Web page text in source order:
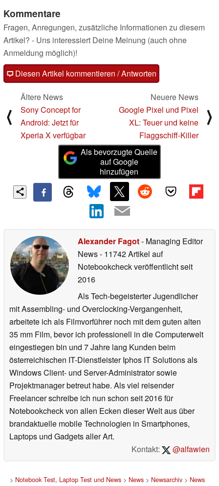
Kommentare
Fragen, Anregungen, zusätzliche Informationen zu diesem
Artikel? - Uns interessiert Deine Meinung (auch ohne
Anmeldung möglich)!
Diesen Artikel kommentieren / Antworten
⟨
Ältere News
Sony Concept for
Android: Jetzt für
Xperia X verfügbar
Neuere News
Google Pixel und Pixel
XL: Teuer und keine
Flaggschiff-Killer
⟩
Als bevorzugte Quelle
auf Google
hinzufügen
Alexander Fagot- Managing Editor
News- 11742 Artikel auf
Notebookcheck veröffentlichtseit
2016
Als Tech-begeisterter Jugendlicher
mit Assembling- und Overclocking-Vergangenheit,
arbeitete ich als Filmvorführer noch mit dem guten alten
35 mm Film, bevor ich professionell in die Computerwelt
eingestiegen bin und 7 Jahre lang Kunden beim
österreichischen IT-Dienstleister Iphos IT Solutions als
Windows Client- und Server-Administrator sowie
Projektmanager betreut habe. Als viel reisender
Freelancer schreibe ich nun schon seit 2016 für
Notebookcheck von allen Ecken dieser Welt aus über
brandaktuelle mobile Technologien in Smartphones,
Laptops und Gadgets aller Art.
Kontakt:
@alfawien
> Notebook Test, Laptop Test und News> News> Newsarchiv> News